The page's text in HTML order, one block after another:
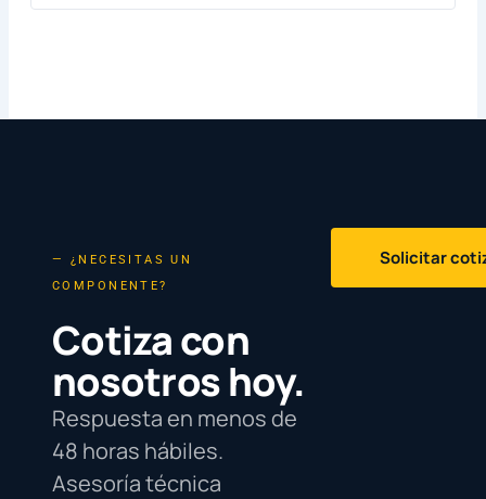
— ¿NECESITAS UN
COMPONENTE?
Cotiza con
nosotros hoy.
Respuesta en menos de
48 horas hábiles.
Asesoría técnica
Solicitar